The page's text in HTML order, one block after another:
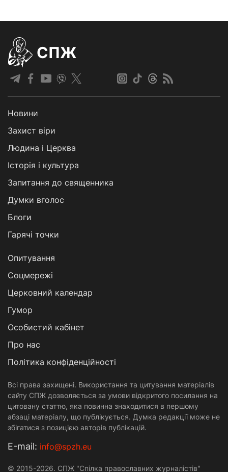
СПЖ
Новини
Захист віри
Людина і Церква
Історія і культура
Запитання до священника
Думки вголос
Блоги
Гарячі точки
Опитування
Соцмережі
Церковний календар
Гумор
Особистий кабінет
Про нас
Політика конфіденційності
Всі права захищені. Використання та цитування матеріалів
сайту СПЖ дозволяється за умови відкритого посилання на
цитовану статтю, яка повинна знаходитися в першому
абзаці матеріалу, що публікується. Думка редакції може не
збігатися з позицією авторів публікацій.
Е-mail: info@spzh.eu
© 2015-2026. СПЖ "Спілка православних журналістів"